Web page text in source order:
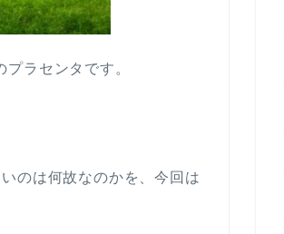
ラセンタです。
のは何故なのかを、今回は